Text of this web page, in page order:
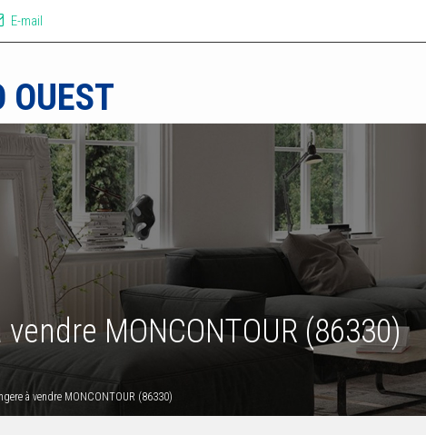
E-mail
OUEST
à vendre MONCONTOUR (86330)
MONCONTOUR (86330)